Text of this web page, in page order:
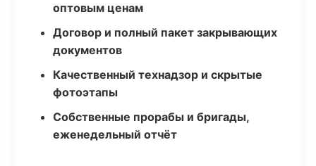
оптовым ценам
Договор и полный пакет закрывающих
документов
Качественный технадзор и скрытые
фотоэтапы
Собственные прорабы и бригады,
еженедельный отчёт